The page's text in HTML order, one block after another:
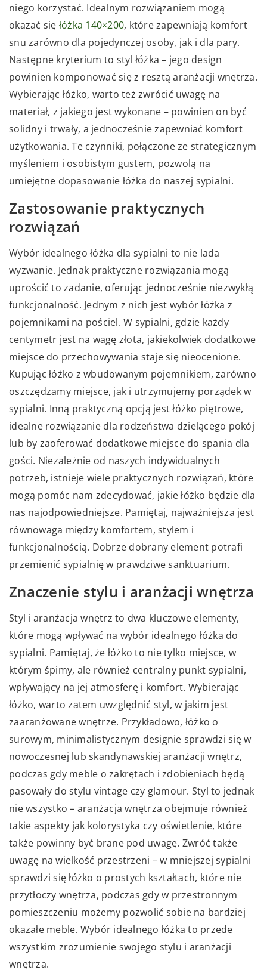
niego korzystać. Idealnym rozwiązaniem mogą
okazać się łóżka 140×200, które zapewniają komfort
snu zarówno dla pojedynczej osoby, jak i dla pary.
Następne kryterium to styl łóżka – jego design
powinien komponować się z resztą aranżacji wnętrza.
Wybierając łóżko, warto też zwrócić uwagę na
materiał, z jakiego jest wykonane – powinien on być
solidny i trwały, a jednocześnie zapewniać komfort
użytkowania. Te czynniki, połączone ze strategicznym
myśleniem i osobistym gustem, pozwolą na
umiejętne dopasowanie łóżka do naszej sypialni.
Zastosowanie praktycznych
rozwiązań
Wybór idealnego łóżka dla sypialni to nie lada
wyzwanie. Jednak praktyczne rozwiązania mogą
uprościć to zadanie, oferując jednocześnie niezwykłą
funkcjonalność. Jednym z nich jest wybór łóżka z
pojemnikami na pościel. W sypialni, gdzie każdy
centymetr jest na wagę złota, jakiekolwiek dodatkowe
miejsce do przechowywania staje się nieocenione.
Kupując łóżko z wbudowanym pojemnikiem, zarówno
oszczędzamy miejsce, jak i utrzymujemy porządek w
sypialni. Inną praktyczną opcją jest łóżko piętrowe,
idealne rozwiązanie dla rodzeństwa dzielącego pokój
lub by zaoferować dodatkowe miejsce do spania dla
gości. Niezależnie od naszych indywidualnych
potrzeb, istnieje wiele praktycznych rozwiązań, które
mogą pomóc nam zdecydować, jakie łóżko będzie dla
nas najodpowiedniejsze. Pamiętaj, najważniejsza jest
równowaga między komfortem, stylem i
funkcjonalnością. Dobrze dobrany element potrafi
przemienić sypialnię w prawdziwe sanktuarium.
Znaczenie stylu i aranżacji wnętrza
Styl i aranżacja wnętrz to dwa kluczowe elementy,
które mogą wpływać na wybór idealnego łóżka do
sypialni. Pamiętaj, że łóżko to nie tylko miejsce, w
którym śpimy, ale również centralny punkt sypialni,
wpływający na jej atmosferę i komfort. Wybierając
łóżko, warto zatem uwzględnić styl, w jakim jest
zaaranżowane wnętrze. Przykładowo, łóżko o
surowym, minimalistycznym designie sprawdzi się w
nowoczesnej lub skandynawskiej aranżacji wnętrz,
podczas gdy meble o zakrętach i zdobieniach będą
pasowały do stylu vintage czy glamour. Styl to jednak
nie wszystko – aranżacja wnętrza obejmuje również
takie aspekty jak kolorystyka czy oświetlenie, które
także powinny być brane pod uwagę. Zwróć także
uwagę na wielkość przestrzeni – w mniejszej sypialni
sprawdzi się łóżko o prostych kształtach, które nie
przytłoczy wnętrza, podczas gdy w przestronnym
pomieszczeniu możemy pozwolić sobie na bardziej
okazałe meble. Wybór idealnego łóżka to przede
wszystkim zrozumienie swojego stylu i aranżacji
wnętrza.